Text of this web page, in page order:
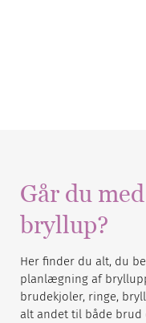
Går du
bryllup?
Her finder du alt, du
planlægning af
brudekjoler, ringe,
alt andet til både brud